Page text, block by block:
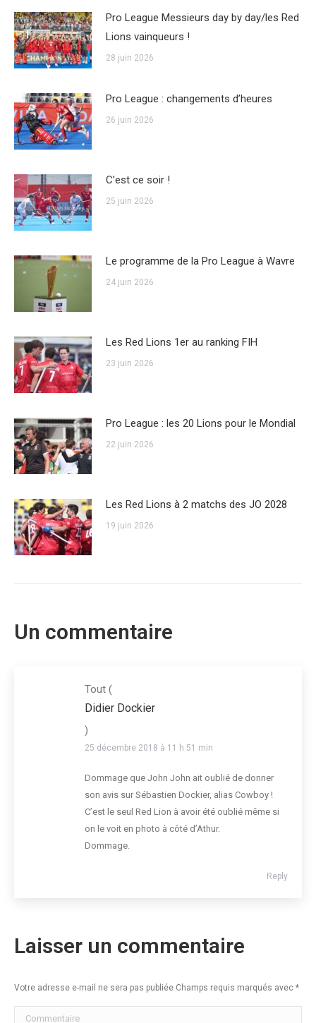
Pro League Messieurs day by day/les Red
Lions vainqueurs !
28 juin 2026
Pro League : changements d’heures
26 juin 2026
C’est ce soir !
25 juin 2026
Le programme de la Pro League à Wavre
24 juin 2026
Les Red Lions 1er au ranking FIH
23 juin 2026
Pro League : les 20 Lions pour le Mondial
22 juin 2026
Les Red Lions à 2 matchs des JO 2028
19 juin 2026
Un commentaire
Tout (
Didier Dockier
)
25 décembre 2018 à 11 h 51 min
Dommage que John John ait oublié de donner
son avis sur Sébastien Dockier, alias Cowboy !
C’est le seul Red Lion à avoir été oublié même si
on le voit en photo à côté d’Athur.
Dommage.
Reply
Laisser un commentaire
Votre adresse e-mail ne sera pas publiée Champs requis marqués avec *
Commentaire